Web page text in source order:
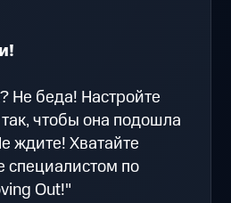
Не беда! Настройте
чтобы она подошла
ждите! Хватайте
специалистом по
Out!"